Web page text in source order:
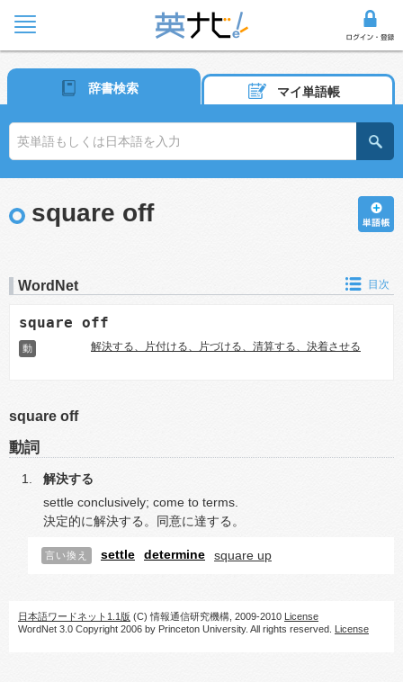
辞書検索 マイ単語帳
square off
WordNet 目次
square off
動 解決する、片付ける、片づける、清算する、決着させる
square off
動詞
解決する
settle conclusively; come to terms.
決定的に解決する。同意に達する。
言い換え settle determine square up
日本語ワードネット1.1版 (C) 情報通信研究機構, 2009-2010 License
WordNet 3.0 Copyright 2006 by Princeton University. All rights reserved. License